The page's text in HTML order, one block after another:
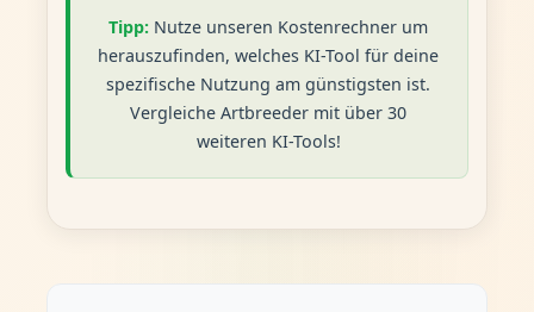
Tipp: Nutze unseren Kostenrechner um
herauszufinden, welches KI-Tool für deine
spezifische Nutzung am günstigsten ist.
Vergleiche Artbreeder mit über 30
weiteren KI-Tools!